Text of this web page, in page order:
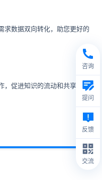
求数据双向转化，助您更好的
，促进知识的流动和共享，帮
咨询
提问
反馈
交流